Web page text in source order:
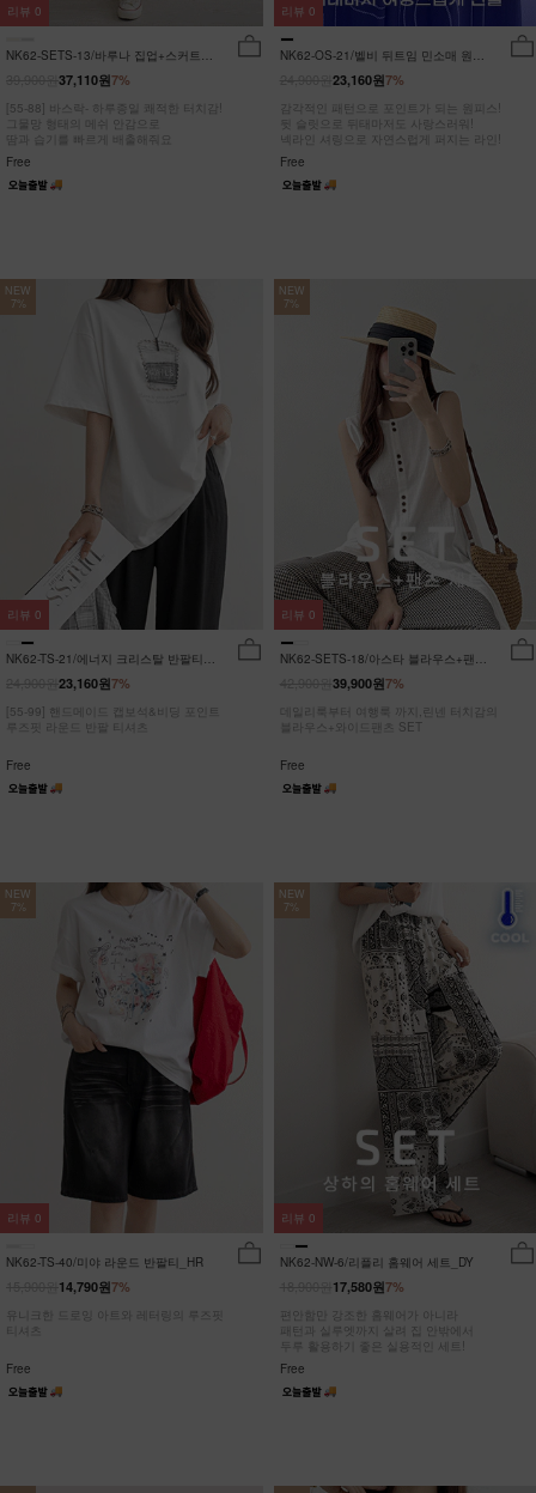
NK62-SETS-13/바루나 집업+스커트
7%
37,110원
[55-88] 바스락- 하루종일 쾌적한 터치감!
그물망 형태의 메쉬 안감으로
땀과 습기를 빠르게 배출해줘요
Free
리뷰 0
NK62-OS-21/벨비 뒤트임 민소매 원피
7%
23,160원
감각적인 패턴으로 포인트가 되는 원피스!
뒷 슬릿으로 뒤태마저도 사랑스러워!
넥라인 셔링으로 자연스럽게 퍼지는 라인!
Free
리뷰 0
NEW
7%
NK62-TS-21/에너지 크리스탈 반팔티
7%
23,160원
[55-99] 핸드메이드 캡보석&비딩 포인트
루즈핏 라운드 반팔 티셔츠
Free
리뷰 0
NEW
7%
NK62-SETS-18/아스타 블라우스+팬츠
7%
39,900원
데일리룩부터 여행룩 까지,린넨 터치감의
블라우스+와이드팬츠 SET
Free
리뷰 0
NEW
7%
NK62-TS-40/미야 라운드 반팔티_HR
7%
14,790원
유니크한 드로잉 아트와 레터링의 루즈핏
티셔츠
Free
리뷰 0
NEW
7%
NK62-NW-6/리플리 홈웨어 세트_DY
7%
17,580원
편안함만 강조한 홈웨어가 아니라
패턴과 실루엣까지 살려 집 안밖에서
두루 활용하기 좋은 실용적인 세트!
Free
리뷰 0